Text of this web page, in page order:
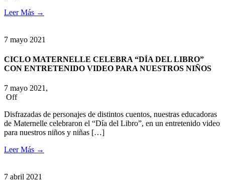
Leer Más →
7 mayo 2021
CICLO MATERNELLE CELEBRA “DÍA DEL LIBRO”
CON ENTRETENIDO VIDEO PARA NUESTROS NIÑOS
7 mayo 2021,
Off
Disfrazadas de personajes de distintos cuentos, nuestras educadoras
de Maternelle celebraron el “Día del Libro”, en un entretenido video
para nuestros niños y niñas […]
Leer Más →
7 abril 2021